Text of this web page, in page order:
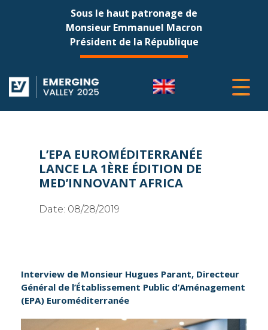
Sous le haut patronage de
Monsieur Emmanuel Macron
Président de la République
L’EPA EUROMÉDITERRANÉE
LANCE LA 1ÈRE ÉDITION DE
MED’INNOVANT AFRICA
Date: 08/28/2019
Interview de Monsieur Hugues Parant, Directeur
Général de l’Établissement Public d’Aménagement
(EPA) Euroméditerranée